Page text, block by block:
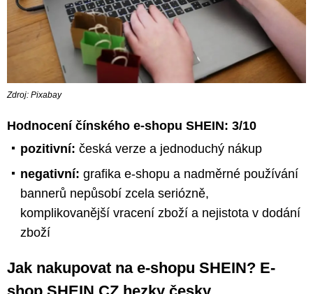
Zdroj: Pixabay
Hodnocení čínského e-shopu SHEIN: 3/10
pozitivní: česká verze a jednoduchý nákup
negativní: grafika e-shopu a nadměrné používání
bannerů nepůsobí zcela seriózně,
komplikovanější vracení zboží a nejistota v dodání
zboží
Jak nakupovat na e-shopu SHEIN? E-